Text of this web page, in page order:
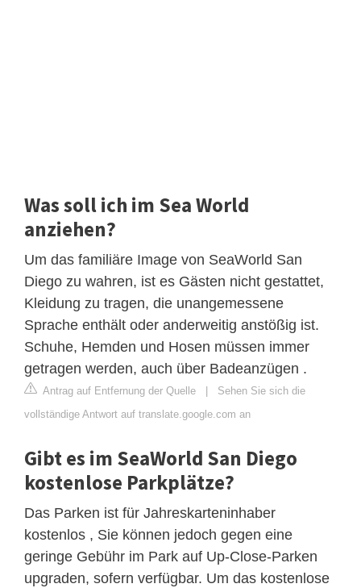
Was soll ich im Sea World
anziehen?
Um das familiäre Image von SeaWorld San
Diego zu wahren, ist es Gästen nicht gestattet,
Kleidung zu tragen, die unangemessene
Sprache enthält oder anderweitig anstößig ist.
Schuhe, Hemden und Hosen müssen immer
getragen werden, auch über Badeanzügen .
Antrag auf Entfernung der Quelle
Sehen Sie sich die
vollständige Antwort auf translate.google.com an
Gibt es im SeaWorld San Diego
kostenlose Parkplätze?
Das Parken ist für Jahreskarteninhaber
kostenlos , Sie können jedoch gegen eine
geringe Gebühr im Park auf Up-Close-Parken
upgraden, sofern verfügbar. Um das kostenlose